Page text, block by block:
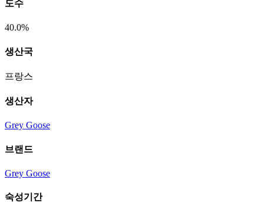
도수
40.0%
생산국
프랑스
생산자
Grey Goose
브랜드
Grey Goose
숙성기간